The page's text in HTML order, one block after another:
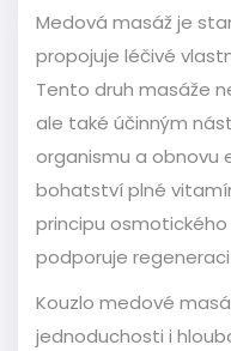
Medová masáž je
propojuje léčivé
Tento druh masáže
ale také účinným
organismu a obnovu
bohatství plné
principu
podporuje regeneraci
Kouzlo medové
jednoduchosti i